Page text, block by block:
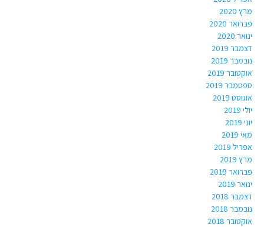
מרץ 2020
פברואר 2020
ינואר 2020
דצמבר 2019
נובמבר 2019
אוקטובר 2019
ספטמבר 2019
אוגוסט 2019
יולי 2019
יוני 2019
מאי 2019
אפריל 2019
מרץ 2019
פברואר 2019
ינואר 2019
דצמבר 2018
נובמבר 2018
אוקטובר 2018